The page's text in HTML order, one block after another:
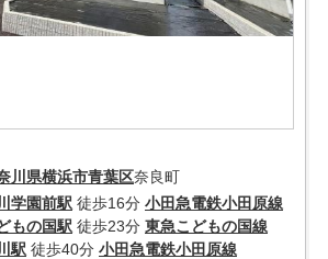
川県横浜市青葉区奈良町
学園前駅 徒歩16分 小田急電鉄小田原線
もの国駅 徒歩23分 東急こどもの国線
駅 徒歩40分 小田急電鉄小田原線